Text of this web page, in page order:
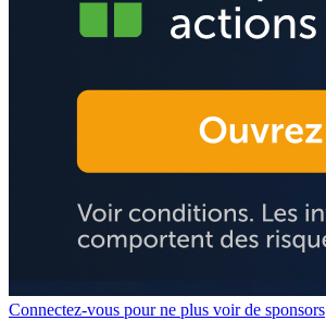
Connectez-vous pour ne plus voir de sponsors